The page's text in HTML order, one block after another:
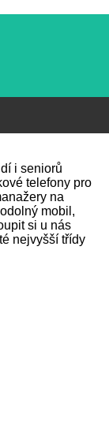
i seniorů
telefony pro
na
mobil,
si u nás
nejvyšší třídy